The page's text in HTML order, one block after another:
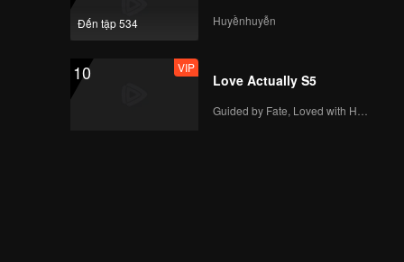
Đến tập 534 Huyềnhuyễn
10 VIP
Love Actually S5